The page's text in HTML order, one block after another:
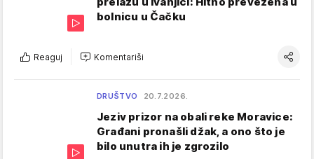
bolnicu u Čačku
Reaguj Komentariši
DRUŠTVO 20.7.2026.
Jeziv prizor na obali reke Moravice:
Građani pronašli džak, a ono što je
bilo unutra ih je zgrozilo